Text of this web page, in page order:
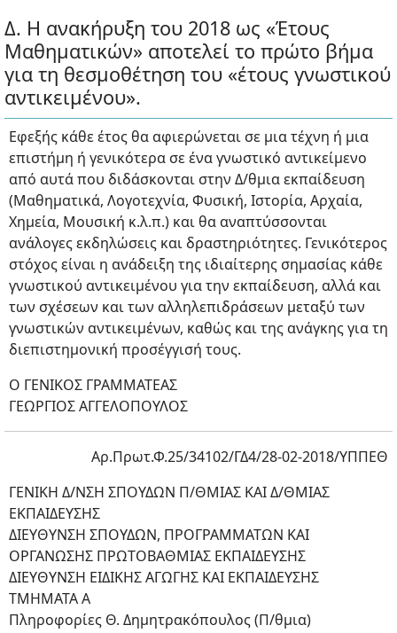
Δ. Η ανακήρυξη του 2018 ως «Έτους
Μαθηματικών» αποτελεί το πρώτο βήμα
για τη θεσμοθέτηση του «έτους γνωστικού
αντικειμένου».
Εφεξής κάθε έτος θα αφιερώνεται σε μια τέχνη ή μια
επιστήμη ή γενικότερα σε ένα γνωστικό αντικείμενο
από αυτά που διδάσκονται στην Δ/θμια εκπαίδευση
(Μαθηματικά, Λογοτεχνία, Φυσική, Ιστορία, Αρχαία,
Χημεία, Μουσική κ.λ.π.) και θα αναπτύσσονται
ανάλογες εκδηλώσεις και δραστηριότητες. Γενικότερος
στόχος είναι η ανάδειξη της ιδιαίτερης σημασίας κάθε
γνωστικού αντικειμένου για την εκπαίδευση, αλλά και
των σχέσεων και των αλληλεπιδράσεων μεταξύ των
γνωστικών αντικειμένων, καθώς και της ανάγκης για τη
διεπιστημονική προσέγγισή τους.
Ο ΓΕΝΙΚΟΣ ΓΡΑΜΜΑΤΕΑΣ
ΓΕΩΡΓΙΟΣ ΑΓΓΕΛΟΠΟΥΛΟΣ
Αρ.Πρωτ.Φ.25/34102/ΓΔ4/28-02-2018/ΥΠΠΕΘ
ΓΕΝΙΚΗ Δ/ΝΣΗ ΣΠΟΥΔΩΝ Π/ΘΜΙΑΣ ΚΑΙ Δ/ΘΜΙΑΣ
ΕΚΠΑΙΔΕΥΣΗΣ
ΔΙΕΥΘΥΝΣΗ ΣΠΟΥΔΩΝ, ΠΡΟΓΡΑΜΜΑΤΩΝ ΚΑΙ
ΟΡΓΑΝΩΣΗΣ ΠΡΩΤΟΒΑΘΜΙΑΣ ΕΚΠΑΙΔΕΥΣΗΣ
ΔΙΕΥΘΥΝΣΗ ΕΙΔΙΚΗΣ ΑΓΩΓΗΣ ΚΑΙ ΕΚΠΑΙΔΕΥΣΗΣ
ΤΜΗΜΑΤΑ Α
Πληροφορίες Θ. Δημητρακόπουλος (Π/θμια)